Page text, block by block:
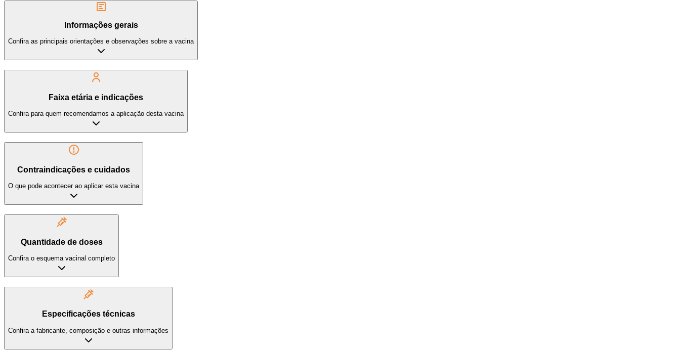
Informações gerais
Confira as principais orientações e observações sobre a vacina
Faixa etária e indicações
Confira para quem recomendamos a aplicação desta vacina
Contraindicações e cuidados
O que pode acontecer ao aplicar esta vacina
Quantidade de doses
Confira o esquema vacinal completo
Especificações técnicas
Confira a fabricante, composição e outras informações